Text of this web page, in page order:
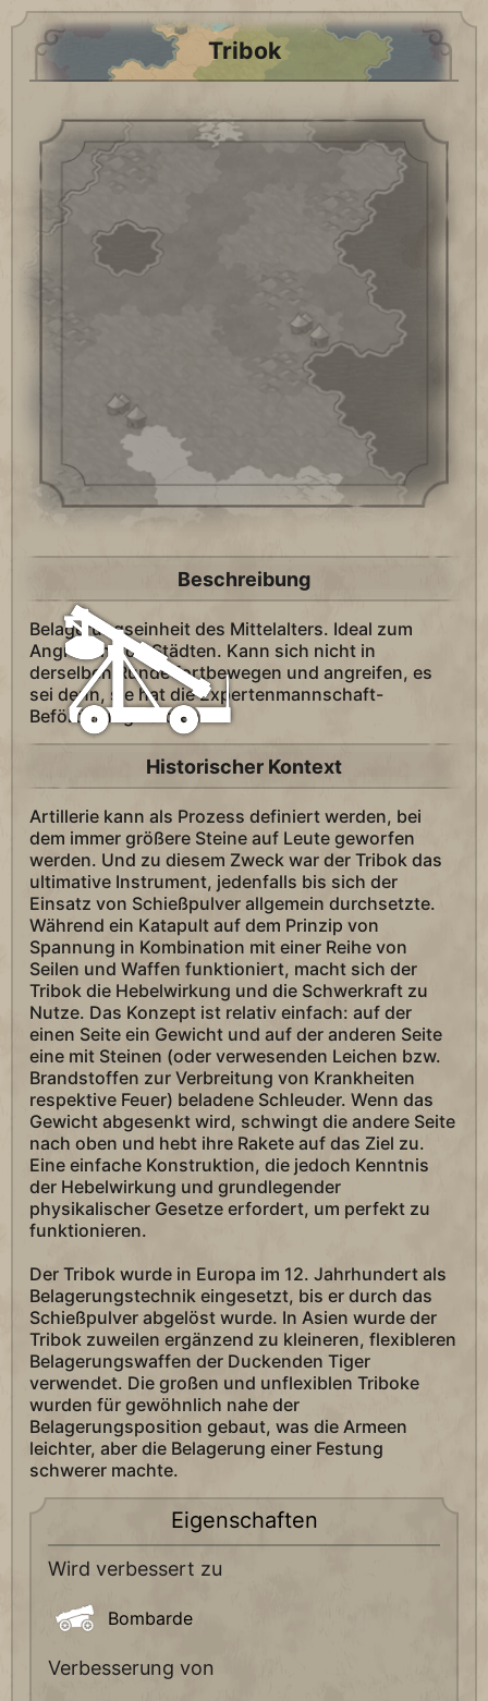
Tribok
Beschreibung
Belagerungseinheit des Mittelalters. Ideal zum
Angreifen von Städten. Kann sich nicht in
derselben Runde fortbewegen und angreifen, es
sei denn, sie hat die Expertenmannschaft-
Beförderung verdient.
Historischer Kontext
Artillerie kann als Prozess definiert werden, bei
dem immer größere Steine auf Leute geworfen
werden. Und zu diesem Zweck war der Tribok das
ultimative Instrument, jedenfalls bis sich der
Einsatz von Schießpulver allgemein durchsetzte.
Während ein Katapult auf dem Prinzip von
Spannung in Kombination mit einer Reihe von
Seilen und Waffen funktioniert, macht sich der
Tribok die Hebelwirkung und die Schwerkraft zu
Nutze. Das Konzept ist relativ einfach: auf der
einen Seite ein Gewicht und auf der anderen Seite
eine mit Steinen (oder verwesenden Leichen bzw.
Brandstoffen zur Verbreitung von Krankheiten
respektive Feuer) beladene Schleuder. Wenn das
Gewicht abgesenkt wird, schwingt die andere Seite
nach oben und hebt ihre Rakete auf das Ziel zu.
Eine einfache Konstruktion, die jedoch Kenntnis
der Hebelwirkung und grundlegender
physikalischer Gesetze erfordert, um perfekt zu
funktionieren.
Der Tribok wurde in Europa im 12. Jahrhundert als
Belagerungstechnik eingesetzt, bis er durch das
Schießpulver abgelöst wurde. In Asien wurde der
Tribok zuweilen ergänzend zu kleineren, flexibleren
Belagerungswaffen der Duckenden Tiger
verwendet. Die großen und unflexiblen Triboke
wurden für gewöhnlich nahe der
Belagerungsposition gebaut, was die Armeen
leichter, aber die Belagerung einer Festung
schwerer machte.
Eigenschaften
Wird verbessert zu
Bombarde
Verbesserung von